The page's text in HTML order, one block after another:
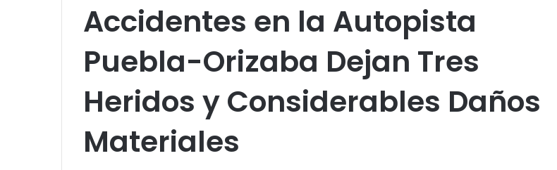
Accidentes en la Autopista
Puebla-Orizaba Dejan Tres
Heridos y Considerables Daños
Materiales